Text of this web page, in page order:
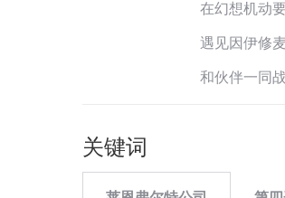
在幻想机动
遇见因伊修
和伙伴一同
关键词